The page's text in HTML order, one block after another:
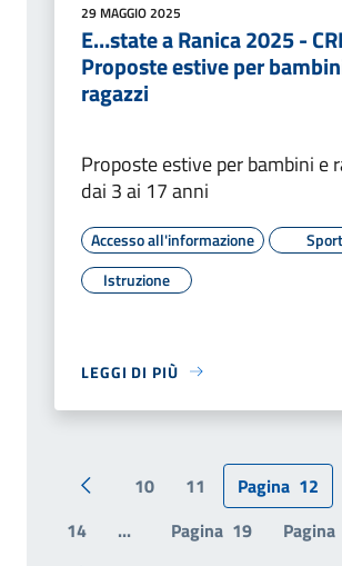
29 MAGGIO 2025
E…state a Ranica 2025 -
Proposte estive per
ragazzi
Proposte estive per bambini e
dai 3 ai 17 anni
Accesso all'informazione
Sport
Istruzione
LEGGI DI PIÙ
Pagina precedente
10 11 Pagina 12
14
... Pagina 19 Pagina